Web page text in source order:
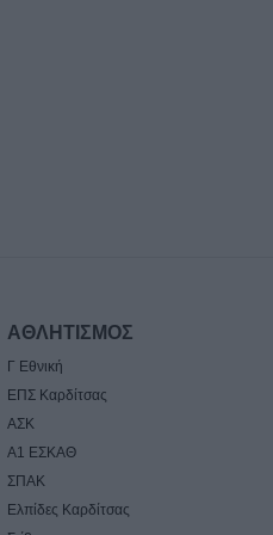
ΑΘΛΗΤΙΣΜΟΣ
Γ Εθνική
ΕΠΣ Καρδίτσας
ΑΣΚ
Α1 ΕΣΚΑΘ
ΣΠΑΚ
Ελπίδες Καρδίτσας